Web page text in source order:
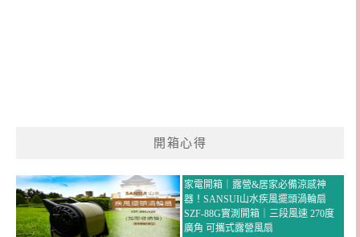
開箱心得
家電開箱｜露營&居家必備涼感神
器！SANSUI山水疾風擺頭渦輪扇
SZF-88G實測開箱｜三段風速 270度
廣角 可攜式露營風扇